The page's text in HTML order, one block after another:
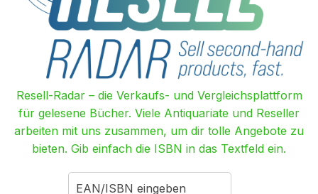
Resell-Radar – die Verkaufs- und Vergleichsplattform
für gelesene Bücher. Viele Antiquariate und Reseller
arbeiten mit uns zusammen, um dir tolle Angebote zu
bieten. Gib einfach die ISBN in das Textfeld ein.